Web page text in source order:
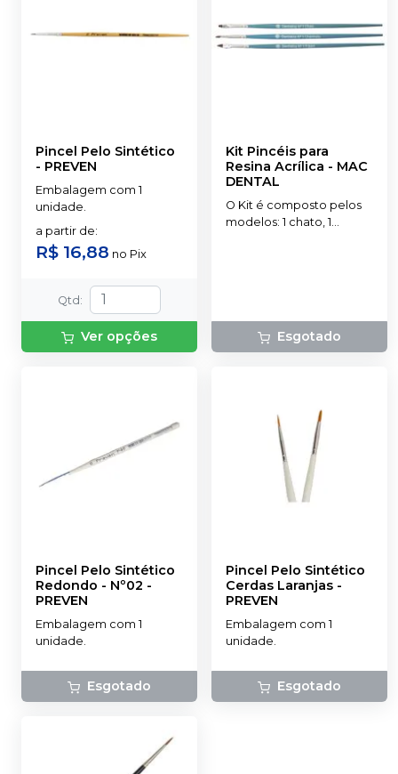
Pincel Pelo Sintético
- PREVEN
Embalagem com 1
unidade.
a partir de:
R$ 16,88 no Pix
Qtd :
Ver opções
Kit Pincéis para
Resina Acrílica - MAC
DENTAL
O Kit é composto pelos
modelos: 1 chato, 1
Esgotado
Pincel Pelo Sintético
Redondo - Nº02 -
PREVEN
Embalagem com 1
unidade.
Esgotado
Pincel Pelo Sintético
Cerdas Laranjas -
PREVEN
Embalagem com 1
unidade.
Esgotado